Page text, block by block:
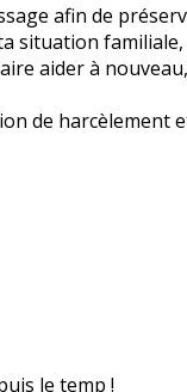
afin de
aider à
de harcèlement
le temp !